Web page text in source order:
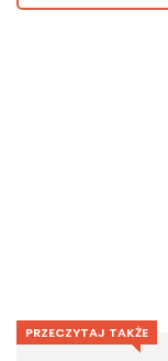
PRZECZYTAJ TAKŻE